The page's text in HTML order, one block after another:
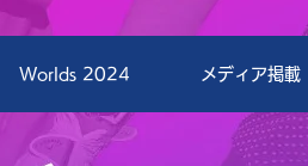
Worlds 2024 メディア掲載